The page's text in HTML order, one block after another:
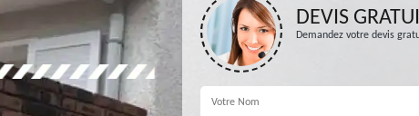
DEVIS
Demandez votre devis